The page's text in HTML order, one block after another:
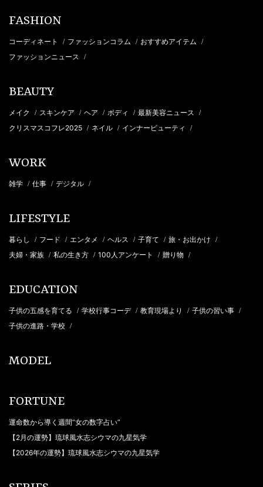
FASHION
コーディネート / ファッションコラム / おすすめアイテム /
ファッションニュース /
BEAUTY
メイク / スキンケア / ヘア / ボディ / 最新美容ニュース /
クリスマスコフレ2025 / ネイル / インナービューティ /
WORK
雑学 / 仕事 / デジタル /
LIFESTYLE
暮らし / フード / エンタメ / ヘルス / 子育て / 旅・お出かけ /
夫婦・家族 / 私の生き方 / 100人アンケート / 贈り物 /
EDUCATION
子供の五感を育てる / 学校行事コーデ / 教育現場より / 子供の習い事 /
子供の進路・学校 /
MODEL
FORTUNE
運命数から導く週間“女の数字占い”
【2月の運勢】琉球風水志シウマの九星気学
【2026年の運勢】琉球風水志シウマの九星気学